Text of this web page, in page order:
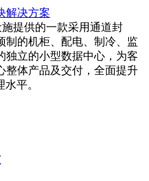
解决方案
提供的一款采用通道封
制的机柜、配电、制冷、监
独立的小型数据中心，为客
整体产品及交付，全面提升
平。